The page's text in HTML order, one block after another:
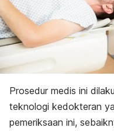
Prosedur medis ini
teknologi kedokteran
pemeriksaan ini,